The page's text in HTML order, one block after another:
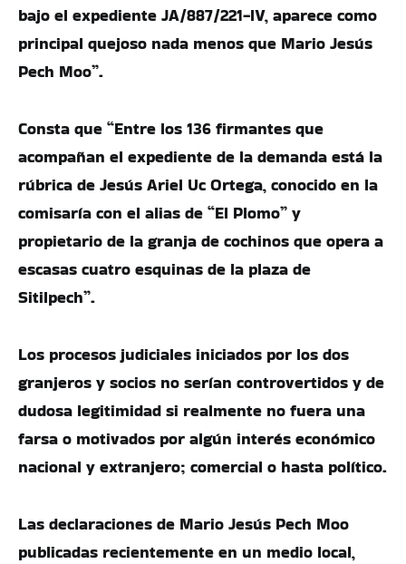
bajo el expediente JA/887/221-IV, aparece como
principal quejoso nada menos que Mario Jesús
Pech Moo”.
Consta que “Entre los 136 firmantes que
acompañan el expediente de la demanda está la
rúbrica de Jesús Ariel Uc Ortega, conocido en la
comisaría con el alias de “El Plomo” y
propietario de la granja de cochinos que opera a
escasas cuatro esquinas de la plaza de
Sitilpech”.
Los procesos judiciales iniciados por los dos
granjeros y socios no serían controvertidos y de
dudosa legitimidad si realmente no fuera una
farsa o motivados por algún interés económico
nacional y extranjero; comercial o hasta político.
Las declaraciones de Mario Jesús Pech Moo
publicadas recientemente en un medio local,